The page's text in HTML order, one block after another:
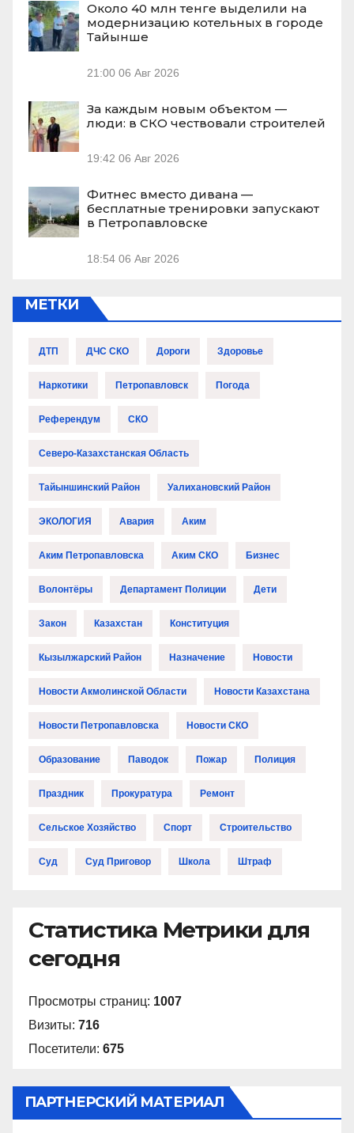
Около 40 млн тенге выделили на
модернизацию котельных в городе
Тайынше
21:00 06 Авг 2026
За каждым новым объектом —
люди: в СКО чествовали строителей
19:42 06 Авг 2026
Фитнес вместо дивана —
бесплатные тренировки запускают
в Петропавловске
18:54 06 Авг 2026
МЕТКИ
ДТП ДЧС СКО Дороги Здоровье
Наркотики Петропавловск Погода
Референдум СКО
Северо-Казахстанская Область
Тайыншинский Район Уалихановский Район
ЭКОЛОГИЯ Авария Аким
Аким Петропавловска Аким СКО Бизнес
Волонтёры Департамент Полиции Дети
Закон Казахстан Конституция
Кызылжарский Район Назначение Новости
Новости Акмолинской Области Новости Казахстана
Новости Петропавловска Новости СКО
Образование Паводок Пожар Полиция
Праздник Прокуратура Ремонт
Сельское Хозяйство Спорт Строительство
Суд Суд Приговор Школа Штраф
Статистика Метрики для
сегодня
Просмотры страниц: 1007
Визиты: 716
Посетители: 675
ПАРТНЕРСКИЙ МАТЕРИАЛ